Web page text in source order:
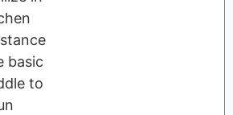
basic
to